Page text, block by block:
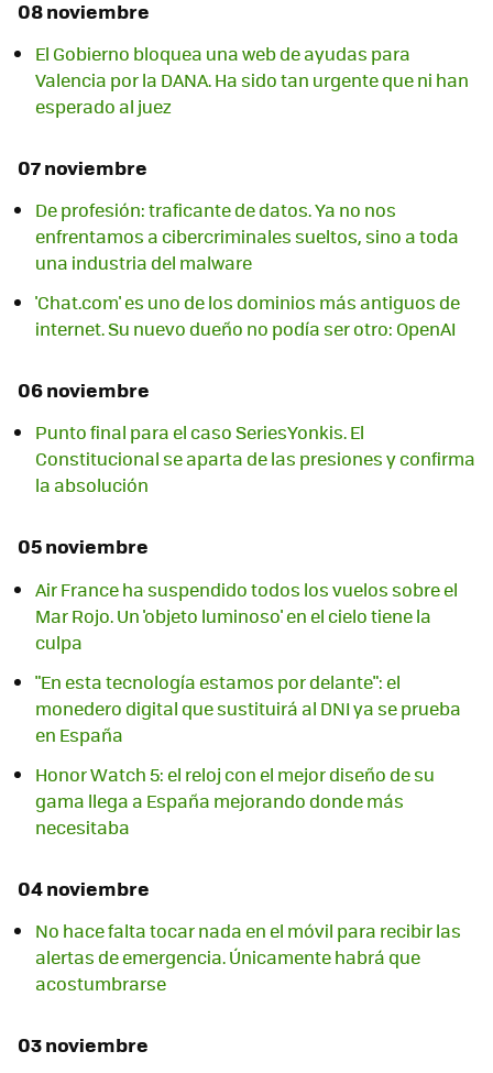
08 noviembre
El Gobierno bloquea una web de ayudas para
Valencia por la DANA. Ha sido tan urgente que ni han
esperado al juez
07 noviembre
De profesión: traficante de datos. Ya no nos
enfrentamos a cibercriminales sueltos, sino a toda
una industria del malware
'Chat.com' es uno de los dominios más antiguos de
internet. Su nuevo dueño no podía ser otro: OpenAI
06 noviembre
Punto final para el caso SeriesYonkis. El
Constitucional se aparta de las presiones y confirma
la absolución
05 noviembre
Air France ha suspendido todos los vuelos sobre el
Mar Rojo. Un 'objeto luminoso' en el cielo tiene la
culpa
"En esta tecnología estamos por delante": el
monedero digital que sustituirá al DNI ya se prueba
en España
Honor Watch 5: el reloj con el mejor diseño de su
gama llega a España mejorando donde más
necesitaba
04 noviembre
No hace falta tocar nada en el móvil para recibir las
alertas de emergencia. Únicamente habrá que
acostumbrarse
03 noviembre